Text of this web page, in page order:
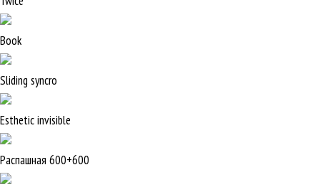
Book
Sliding syncro
Esthetic invisible
Распашная 600+600